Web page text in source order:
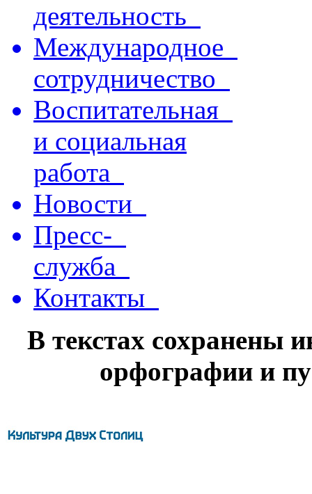
деятельность
Международное
сотрудничество
Воспитательная
и социальная
работа
Новости
Пресс-
служба
Контакты
В текстах сохранены
орфографии и